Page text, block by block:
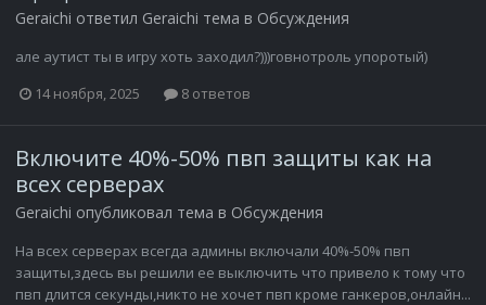
Geraichi ответил Geraichi тема в Обсуждения
але аутист ты в игру хоть заходил?)))говнотроль упоротый)
14 ноября, 2025
8 ответов
Включите 40%-50% пвп защиты как на
всех серверах
Geraichi опубликовал тема в Обсуждения
На всех серверах всегда админы включали 40%-50% пвп
защиты,здесь вы решили ее выключить что привело к тому что
пвп длится секунды,никто не хочет пвп кроме ганкеров,онлайн...